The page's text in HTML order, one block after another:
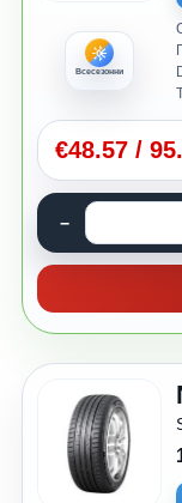
Всесезонни
€48.57 /